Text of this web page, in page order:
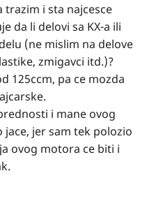
trazim i sta najcesce
da li delovi sa KX-a ili
(ne mislim na delove
zmigavci itd.)?
125ccm, pa ce mozda
i mane ovog
jer sam tek polozio
ovog motora ce biti i